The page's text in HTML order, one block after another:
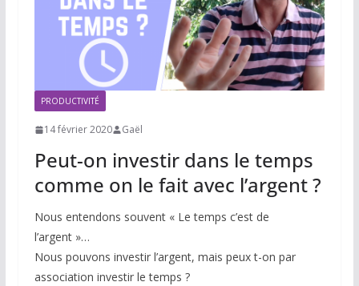
PRODUCTIVITÉ
14 février 2020 Gaël
Peut-on investir dans le temps
comme on le fait avec l’argent ?
Nous entendons souvent « Le temps c’est de
l’argent »…
Nous pouvons investir l’argent, mais peux t-on par
association investir le temps ?